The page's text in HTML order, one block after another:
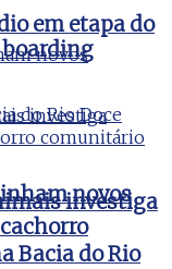
novos
Bacia do Rio
em etapa do
boarding
investiga